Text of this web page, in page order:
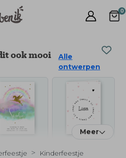
0
ook mooi
Alle
ontwerpen
Meer
Kinderfeestje